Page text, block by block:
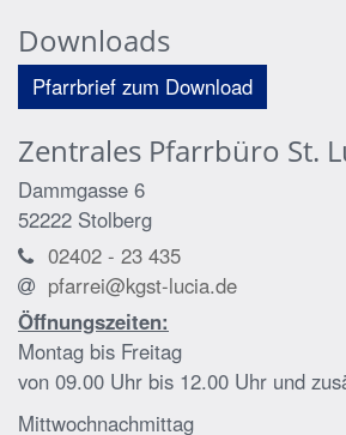
Downloads
Pfarrbrief zum Download
Zentrales Pfarrbüro St.
Dammgasse 6
52222 Stolberg
02402 - 23 435
pfarrei@kgst-lucia.de
Öffnungszeiten:
Montag bis Freitag
von 09.00 Uhr bis 12.00 Uhr und
Mittwochnachmittag